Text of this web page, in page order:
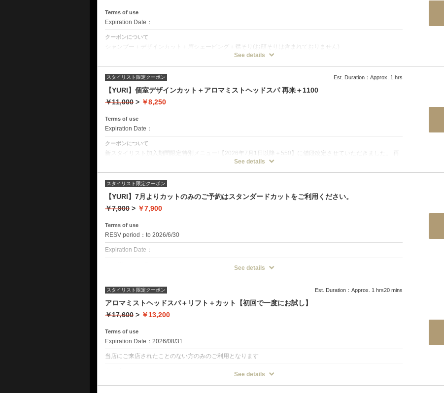
Terms of use
Expiration Date：
クーポンについて
シャンプー＋デザインカット＋眉シェービング＋襟そり(お顔そりは含まれておりません)
See details
スタイリスト限定クーポン Est. Duration：Approx. 1 hrs
【YURI】個室デザインカット＋アロマミストヘッドスパ 再来＋1100
￥11,000 > ￥8,250
Terms of use
Expiration Date：
クーポンについて
新スタイリスト加入期間限定特別メニュー!【2026年7月1日以降＋550】に値段改定させていただきました。 再
クーポン詳細 デザインカット ミストクレンジング 音波振動マッサージ オープンミストブラビングスパ 皮脂揉み
だしシャンプー 頭皮洗浄 ヘッド&ショルダーマッサージ
See details
スタイリスト限定クーポン
【YURI】7月よりカットのみのご予約はスタンダードカットをご利用ください。
￥7,900 > ￥7,900
Terms of use
RESV period：to 2026/6/30
Expiration Date：
す。
再来店の方は＋1100となります。
メンズ専門店の実力をお試し！オーダーメイドスタイリング！
See details
スタイリスト限定クーポン Est. Duration：Approx. 1 hrs20 mins
アロマミストヘッドスパ＋リフト＋カット【初回で一度にお試し】
￥17,600 > ￥13,200
Terms of use
Expiration Date：2026/08/31
当店にご来店されたことのない方のみのご利用となります
もちろん一人一人に合わせたカットつきです。
See details